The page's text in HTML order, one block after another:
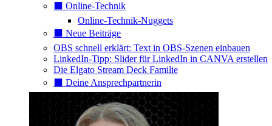
⬛️ Online-Technik
Online-Technik-Nuggets
⬛️ Neue Beiträge
OBS schnell erklärt: Text in OBS-Szenen einbauen
LinkedIn-Tipp: Slider für LinkedIn in CANVA erstellen
Die Elgato Stream Deck Familie
⬛️ Deine Ansprechpartnerin